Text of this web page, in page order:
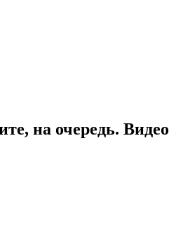
на очередь. Видео